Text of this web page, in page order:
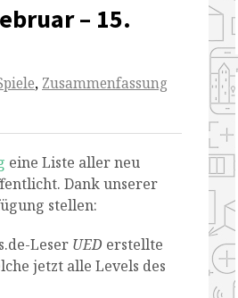
– 15.
, Zusammenfassung
eine Liste aller neu
Dank unserer
stellen:
Leser UED erstellte
jetzt alle Levels des